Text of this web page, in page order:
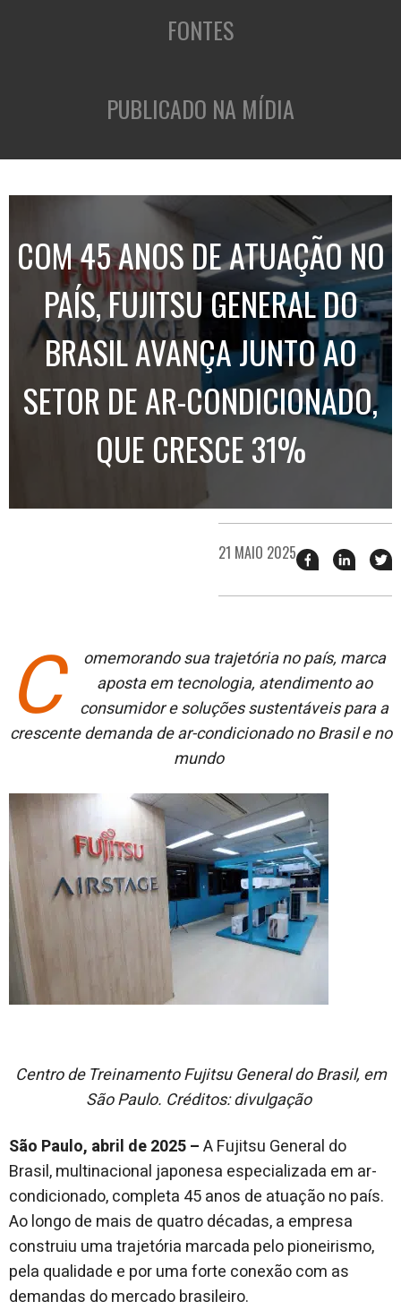
FONTES
PUBLICADO NA MÍDIA
COM 45 ANOS DE ATUAÇÃO NO
PAÍS, FUJITSU GENERAL DO
BRASIL AVANÇA JUNTO AO
SETOR DE AR-CONDICIONADO,
QUE CRESCE 31%
21 MAIO 2025 Compartilhar
esse
no
esse
no
C
omemorando sua trajetória no país, marca
aposta em tecnologia, atendimento ao
consumidor e soluções sustentáveis para a
crescente demanda de ar-condicionado no Brasil e no
mundo
Centro de Treinamento Fujitsu General do Brasil, em
São Paulo. Créditos: divulgação
São Paulo, abril de 2025 –A Fujitsu General do
Brasil, multinacional japonesa especializada em ar-
condicionado, completa 45 anos de atuação no país.
Ao longo de mais de quatro décadas, a empresa
construiu uma trajetória marcada pelo pioneirismo,
pela qualidade e por uma forte conexão com as
demandas do mercado brasileiro.